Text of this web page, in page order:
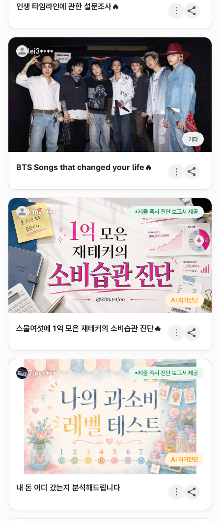
인생 타임라인에 관한 설문조사🔥
lei3****
기타
BTS Songs that changed your life🔥
kimy**** *제출 즉시 진단 보고서 제공
AI 자기진단
스물여섯에 1억 모은 재테커의 소비습관 진단🔥
7lev**** *제출 즉시 진단 보고서 제공
AI 자기진단
내 돈 어디 갔는지 분석해드립니다